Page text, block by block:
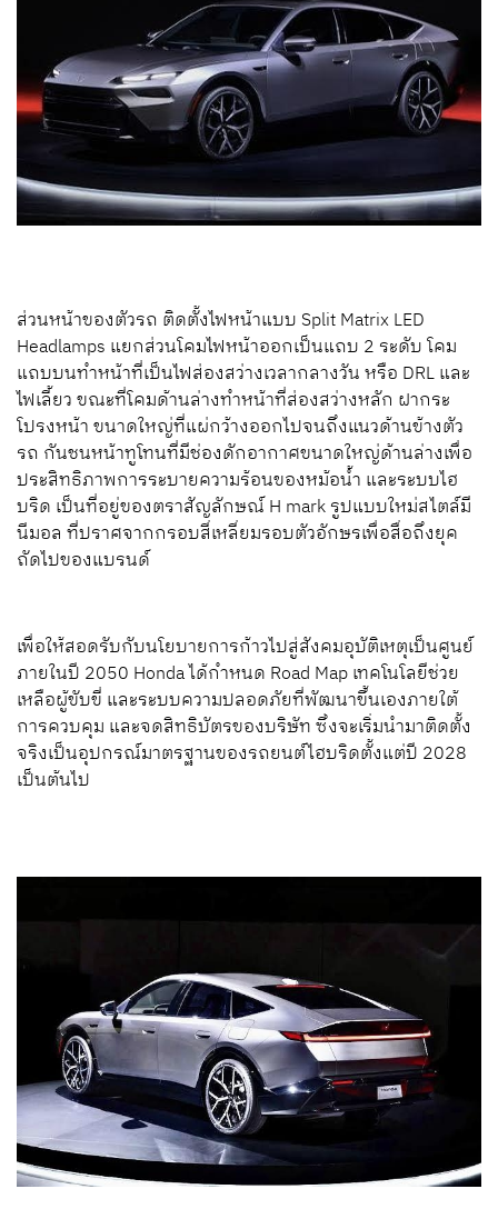
ส่วนหน้าของตัวรถ ติดตั้งไฟหน้าแบบ Split Matrix LED
Headlamps แยกส่วนโคมไฟหน้าออกเป็นแถบ 2 ระดับ โคม
แถบบนทำหน้าที่เป็นไฟส่องสว่างเวลากลางวัน หรือ DRL และ
ไฟเลี้ยว ขณะที่โคมด้านล่างทำหน้าที่ส่องสว่างหลัก ฝากระ
โปรงหน้า ขนาดใหญ่ที่แผ่กว้างออกไปจนถึงแนวด้านข้างตัว
รถ กันชนหน้าทูโทนที่มีช่องดักอากาศขนาดใหญ่ด้านล่างเพื่อ
ประสิทธิภาพการระบายความร้อนของหม้อน้ำ และระบบไฮ
บริด เป็นที่อยู่ของตราสัญลักษณ์ H mark รูปแบบใหม่สไตล์มี
นีมอล ที่ปราศจากกรอบสี่เหลี่ยมรอบตัวอักษรเพื่อสื่อถึงยุค
ถัดไปของแบรนด์
เพื่อให้สอดรับกับนโยบายการก้าวไปสู่สังคมอุบัติเหตุเป็นศูนย์
ภายในปี 2050 Honda ได้กำหนด Road Map เทคโนโลยีช่วย
เหลือผู้ขับขี่ และระบบความปลอดภัยที่พัฒนาขึ้นเองภายใต้
การควบคุม และจดสิทธิบัตรของบริษัท ซึ่งจะเริ่มนำมาติดตั้ง
จริงเป็นอุปกรณ์มาตรฐานของรถยนต์ไฮบริดตั้งแต่ปี 2028
เป็นต้นไป